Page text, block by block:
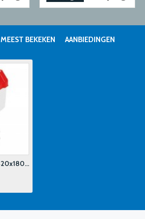
MEEST BEKEKEN AANBIEDINGEN
Accubak Wit-Rood 320x180x190 mm